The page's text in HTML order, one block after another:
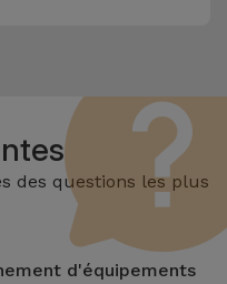
des questions les plus
d'équipements